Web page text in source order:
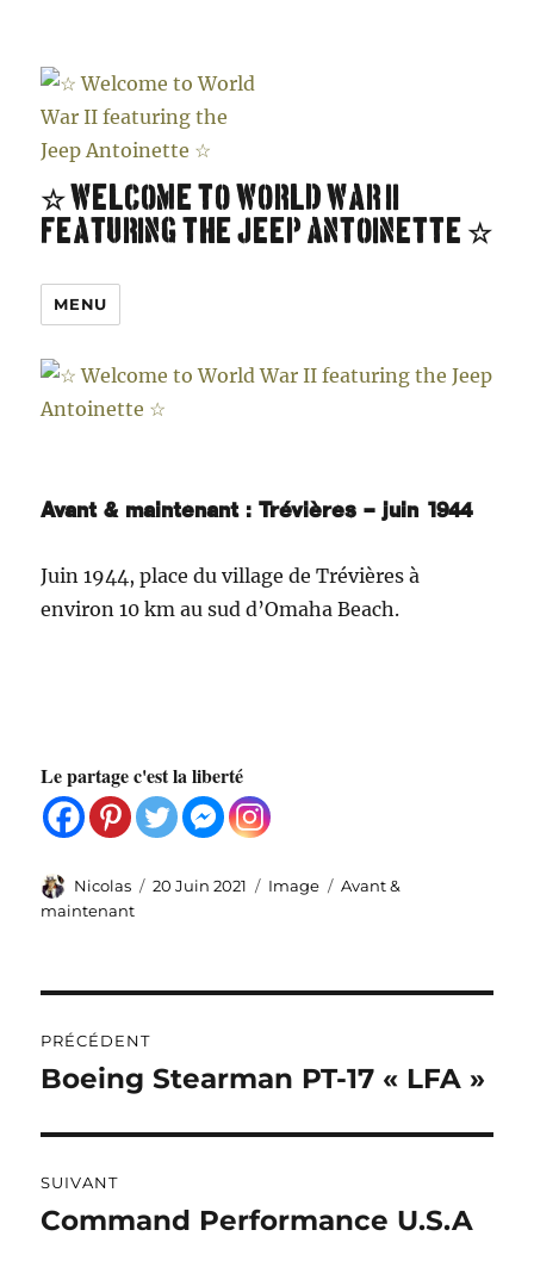
☆ Welcome to World War II
featuring the Jeep Antoinette ☆
MENU
Avant & maintenant : Trévières – juin 1944
Juin 1944, place du village de Trévières à
environ 10 km au sud d’Omaha Beach.
Le partage c'est la liberté
Auteur
Nicolas
Publié
20 Juin 2021 Format
Image Catégories
Avant &
maintenant
de
PRÉCÉDENT
Publication
Boeing Stearman PT-17 « LFA »
SUIVANT
Publication
Command Performance U.S.A